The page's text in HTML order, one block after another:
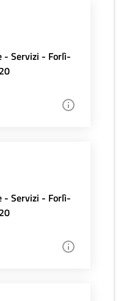
- Servizi - Forlì-
- Servizi - Forlì-